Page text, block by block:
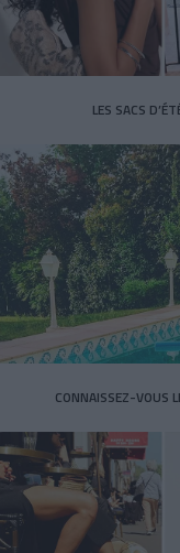
LES SACS
CONNAISSEZ-VOUS